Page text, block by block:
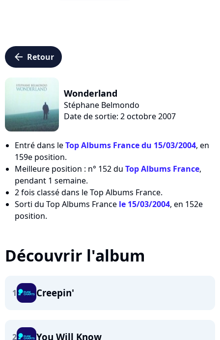
arrow_left Retour
Wonderland
Stéphane Belmondo
Date de sortie: 2 octobre 2007
Entré dans leTop Albums France du 15/03/2004, en
159e position.
Meilleure position : n° 152 du Top Albums France,
pendant 1 semaine.
2 fois classé dans le Top Albums France.
Sorti du Top Albums France le 15/03/2004, en 152e
position.
Découvrir l'album
1 Creepin'
2 You Will Know